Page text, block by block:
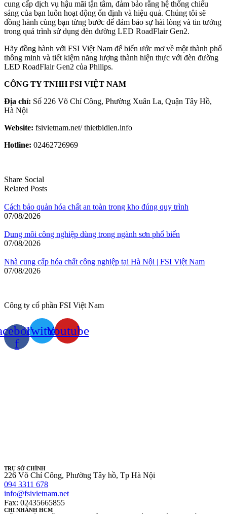
cung cấp dịch vụ hậu mãi tận tâm, đảm bảo rằng hệ thống chiếu
sáng của bạn luôn hoạt động ổn định và hiệu quả. Chúng tôi sẽ
đồng hành cùng bạn từng bước để đảm bảo sự hài lòng và tin tưởng
trong quá trình sử dụng đèn đường LED RoadFlair Gen2.
Hãy đồng hành với FSI Việt Nam để biến ước mơ về một thành phố
thông minh và tiết kiệm năng lượng thành hiện thực với đèn đường
LED RoadFlair Gen2 của Philips.
CÔNG TY TNHH FSI VIỆT NAM
Địa chỉ: Số 226 Võ Chí Công, Phường Xuân La, Quận Tây Hồ,
Hà Nội
Website: fsivietnam.net/ thietbidien.info
Hotline: 02462726969
Share Social
Related Posts
Cách bảo quản hóa chất an toàn trong kho đúng quy trình
07/08/2026
Dung môi công nghiệp dùng trong ngành sơn phổ biến
07/08/2026
Nhà cung cấp hóa chất công nghiệp tại Hà Nội | FSI Việt Nam
07/08/2026
Công ty cổ phần FSI Việt Nam
f
TwitterYoutube
TRỤ SỞ CHÍNH
226 Võ Chí Công, Phường Tây hồ, Tp Hà Nội
094 3311 678
info@fsivietnam.net
Fax: 02435665855
CHI NHÁNH HCM